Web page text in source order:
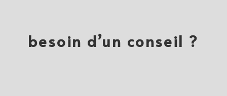
besoin d’un conseil ?